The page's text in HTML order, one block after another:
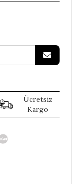
Ücretsiz
Kargo